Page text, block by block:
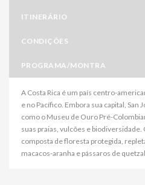
ITINERÁRIO
CONDIÇÕES
PROGRAMA/MONTRA
A Costa Rica é um país centro-
e no Pacífico. Embora sua capital,
como o Museu de Ouro Pré-
suas praias, vulcões e
composta de floresta protegida,
macacos-aranha e pássaros de quetzal.